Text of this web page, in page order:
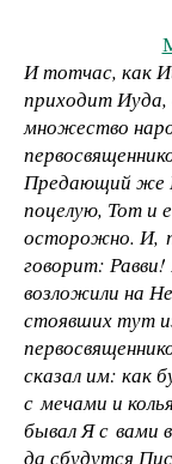
И тотчас, как
приходит Иуда,
множество
Предающий же
поцелую, Тот и
осторожно. И,
говорит: Равви!
возложили на
стоявших тут
сказал им: как
с мечами и
бывал Я с вами
да сбудутся